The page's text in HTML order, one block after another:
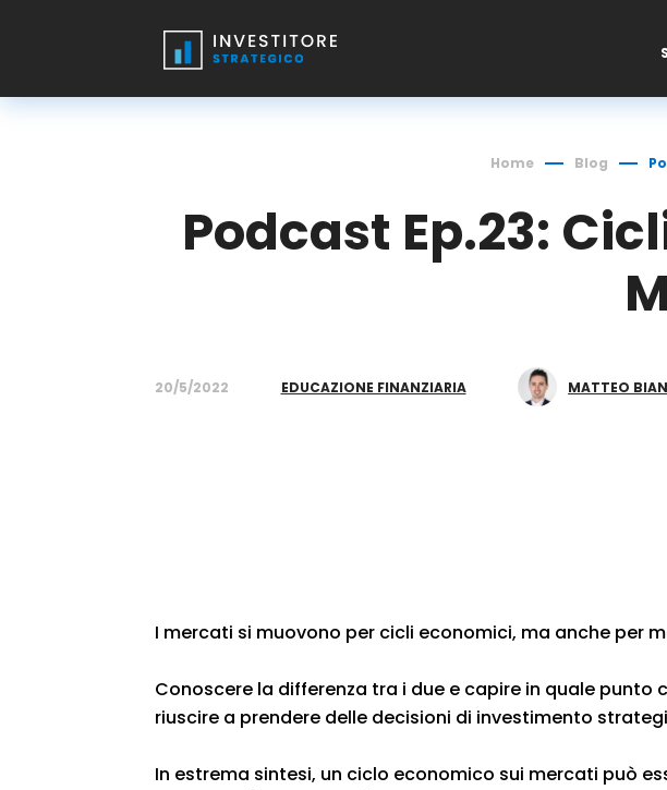
Home Blog
Podcast Ep.23:
20/5/2022 EDUCAZIONE FINANZIARIA MATTEO
I mercati si muovono per cicli economici, ma anche per
Conoscere la differenza tra i due e capire in quale punto
riuscire a prendere delle decisioni di investimento
In estrema sintesi, un ciclo economico sui mercati può